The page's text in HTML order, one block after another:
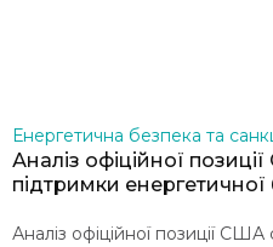
Енергетична безпека та
Аналіз офіційної
підтримки енергетичної
Аналіз офіційної позиції